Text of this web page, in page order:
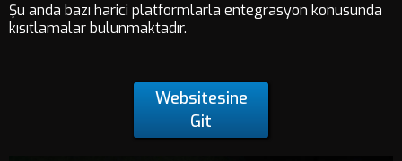
Şu anda bazı harici platformlarla entegrasyon konusunda
kısıtlamalar bulunmaktadır.
Websitesine
Git